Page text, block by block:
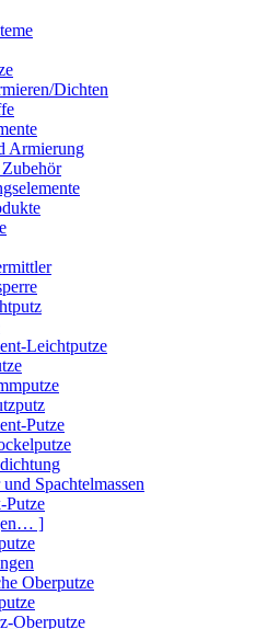
Dichten
Armierung
Leichtputze
Putze
Spachtelmassen
Putze
]
Oberputze
Oberputze